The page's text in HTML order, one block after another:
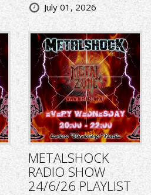
July 01, 2026
METALSHOCK
RADIO SHOW
24/6/26 PLAYLIST